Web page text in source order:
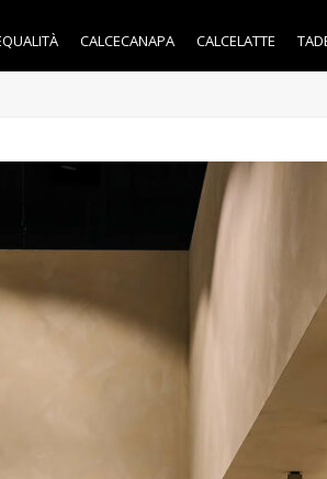
CALCECANAPA CALCELATTE